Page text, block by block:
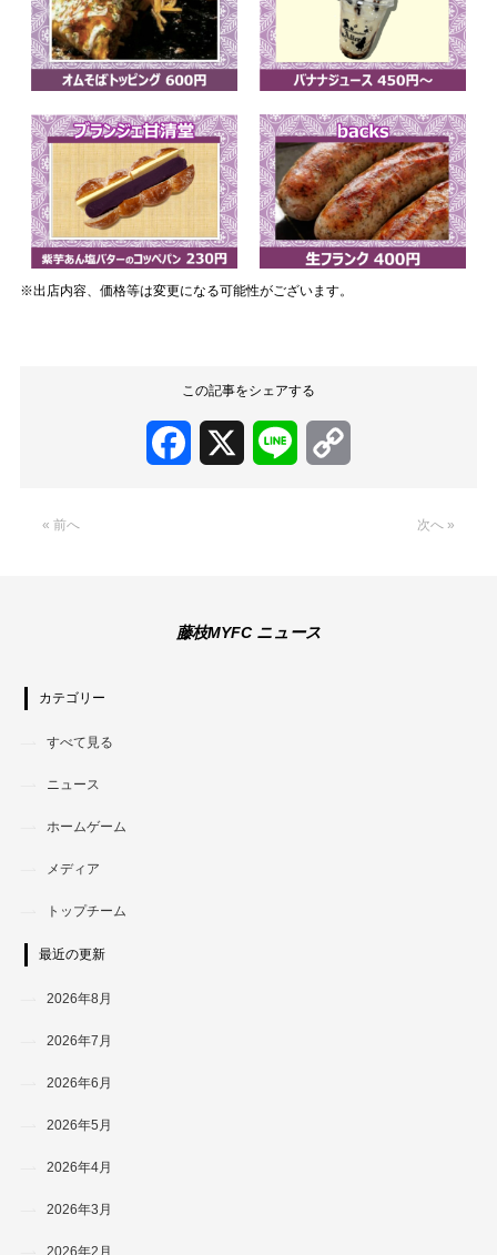
※出店内容、価格等は変更になる可能性がございます。
この記事をシェアする
Facebook Line
« 前へ 次へ »
藤枝MYFC ニュース
カテゴリー
すべて見る
ニュース
ホームゲーム
メディア
トップチーム
最近の更新
2026年8月
2026年7月
2026年6月
2026年5月
2026年4月
2026年3月